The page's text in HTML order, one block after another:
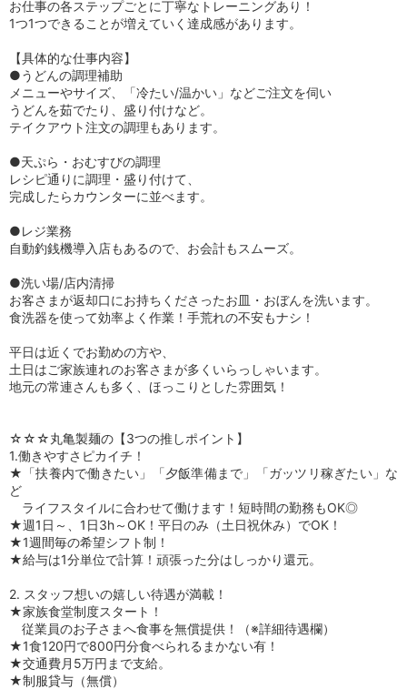
お仕事の各ステップごとに丁寧なトレーニングあり！
1つ1つできることが増えていく達成感があります。
【具体的な仕事内容】
●うどんの調理補助
メニューやサイズ、「冷たい/温かい」などご注文を伺い
うどんを茹でたり、盛り付けなど。
テイクアウト注文の調理もあります。
●天ぷら・おむすびの調理
レシピ通りに調理・盛り付けて、
完成したらカウンターに並べます。
●レジ業務
自動釣銭機導入店もあるので、お会計もスムーズ。
●洗い場/店内清掃
お客さまが返却口にお持ちくださったお皿・おぼんを洗います。
食洗器を使って効率よく作業！手荒れの不安もナシ！
平日は近くでお勤めの方や、
土日はご家族連れのお客さまが多くいらっしゃいます。
地元の常連さんも多く、ほっこりとした雰囲気！
☆☆☆丸亀製麺の【3つの推しポイント】
1.働きやすさピカイチ！
★「扶養内で働きたい」「夕飯準備まで」「ガッツリ稼ぎたい」な
ど
ライフスタイルに合わせて働けます！短時間の勤務もOK◎
★週1日～、1日3h～OK！平日のみ（土日祝休み）でOK！
★1週間毎の希望シフト制！
★給与は1分単位で計算！頑張った分はしっかり還元。
2. スタッフ想いの嬉しい待遇が満載！
★家族食堂制度スタート！
従業員のお子さまへ食事を無償提供！（※詳細待遇欄）
★1食120円で800円分食べられるまかない有！
★交通費月5万円まで支給。
★制服貸与（無償）